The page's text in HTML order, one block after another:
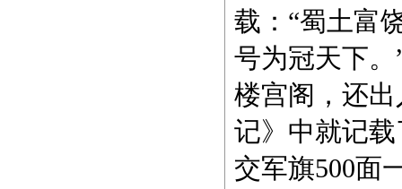
载：“蜀土富
号为冠天下
楼宫阁，还
记》中就记
交军旗500面